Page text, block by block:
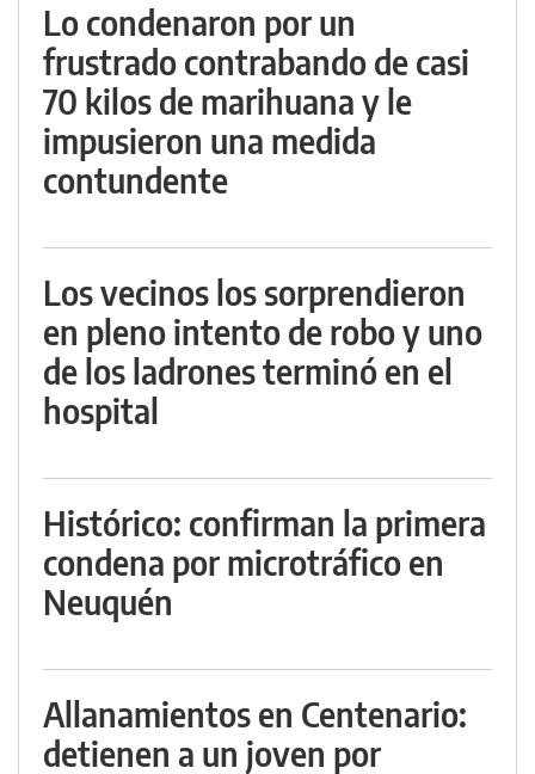
Lo condenaron por un
frustrado contrabando de casi
70 kilos de marihuana y le
impusieron una medida
contundente
Los vecinos los sorprendieron
en pleno intento de robo y uno
de los ladrones terminó en el
hospital
Histórico: confirman la primera
condena por microtráfico en
Neuquén
Allanamientos en Centenario:
detienen a un joven por